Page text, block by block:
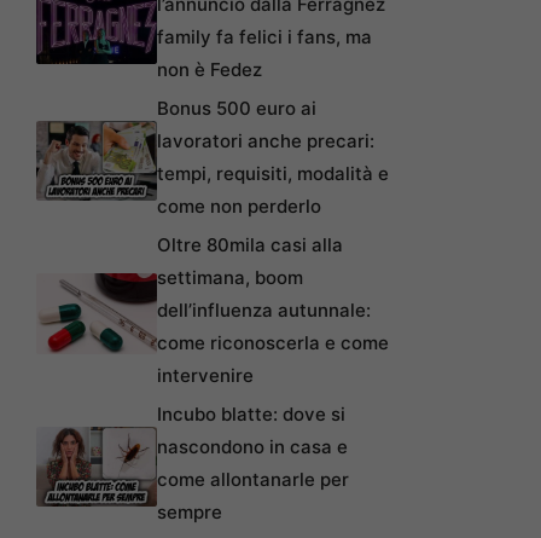
l’annuncio dalla Ferragnez
family fa felici i fans, ma
non è Fedez
Bonus 500 euro ai
lavoratori anche precari:
tempi, requisiti, modalità e
come non perderlo
Oltre 80mila casi alla
settimana, boom
dell’influenza autunnale:
come riconoscerla e come
intervenire
Incubo blatte: dove si
nascondono in casa e
come allontanarle per
sempre